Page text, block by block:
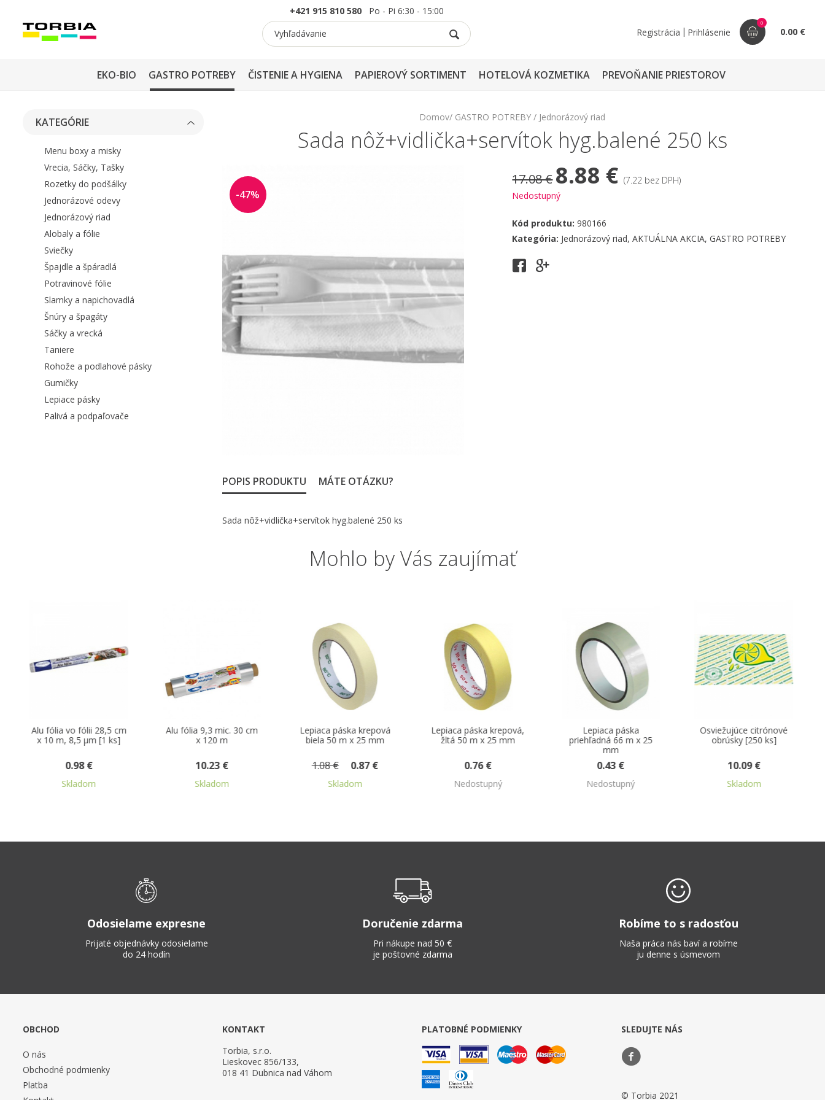
+421 915 810 580Po - Pi 6:30 - 15:00
Registrácia | Prihlásenie
0
0.00 €
EKO-BIO GASTRO POTREBY ČISTENIE A HYGIENA PAPIEROVÝ SORTIMENT HOTELOVÁ KOZMETIKA PREVOŇANIE PRIESTOROV
KATEGÓRIE
Menu boxy a misky
Vrecia, Sáčky, Tašky
Rozetky do podšálky
Jednorázové odevy
Jednorázový riad
Alobaly a fólie
Sviečky
Špajdle a špáradlá
Potravinové fólie
Slamky a napichovadlá
Šnúry a špagáty
Sáčky a vrecká
Taniere
Rohože a podlahové pásky
Gumičky
Lepiace pásky
Palivá a podpaľovače
Domov GASTRO POTREBY Jednorázový riad
Sada nôž+vidlička+servítok hyg.balené 250 ks
-47%
17.08 € 8.88 €(7.22 bez DPH)
Nedostupný
Kód produktu:980166
Kategória: Jednorázový riad,AKTUÁLNA AKCIA,GASTRO POTREBY
POPIS PRODUKTU MÁTE OTÁZKU?
Sada nôž+vidlička+servítok hyg.balené 250 ks
Mohlo by Vás zaujímať
Alu fólia 9,3 mic. 30 cm
x 120 m
10.23 €
Skladom
Lepiaca páska krepová
biela 50 m x 25 mm
1.08 €
Skladom
Lepiaca páska krepová,
žltá 50 m x 25 mm
0.76 €
Nedostupný
Lepiaca páska
priehľadná 66 m x 25
0.43 €
Nedostupný
Tip
Osviežujúce citrónové
obrúsky [250 ks]
10.09 €
Skladom
Tašky 10 kg pruhované
30 + 16 x 52 cm 100 ks
2.12 €
Skladom
Odosielame expresne
Prijaté objednávky odosielame
do 24 hodín
Doručenie zdarma
Pri nákupe nad 50 €
je poštovné zdarma
Robíme to s radosťou
Naša práca nás baví a robíme
ju denne s úsmevom
OBCHOD
O nás
Obchodné podmienky
Platba
KONTAKT
Torbia, s.r.o.
Lieskovec 856/133,
018 41 Dubnica nad Váhom
PLATOBNÉ PODMIENKY SLEDUJTE NÁS
© Torbia 2021